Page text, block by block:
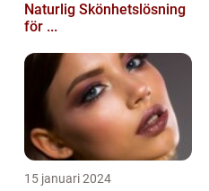
Naturlig Skönhetslösning
för ...
15 januari 2024